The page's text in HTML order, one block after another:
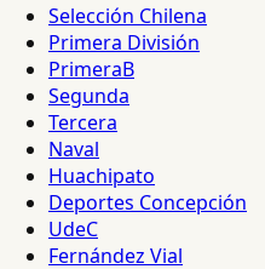
Selección Chilena
Primera División
PrimeraB
Segunda
Tercera
Naval
Huachipato
Deportes Concepción
UdeC
Fernández Vial